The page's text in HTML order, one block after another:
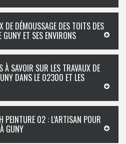
DE DÉMOUSSAGE DES TOITS DES
ET SES ENVIRONS
À SAVOIR SUR LES TRAVAUX DE
DANS LE 02300 ET LES
PEINTURE 02 : L’ARTISAN POUR
GUNY